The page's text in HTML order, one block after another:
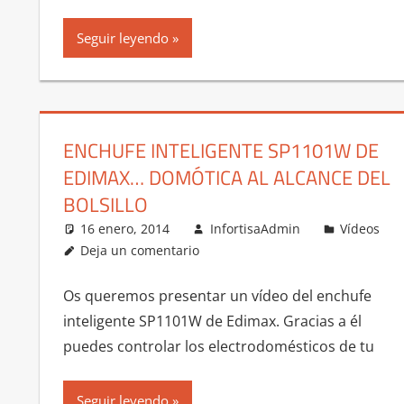
Seguir leyendo
ENCHUFE INTELIGENTE SP1101W DE
EDIMAX… DOMÓTICA AL ALCANCE DEL
BOLSILLO
16 enero, 2014 InfortisaAdmin
Vídeos
Deja un comentario
Os queremos presentar un vídeo del enchufe
inteligente SP1101W de Edimax. Gracias a él
puedes controlar los electrodomésticos de tu
Seguir leyendo